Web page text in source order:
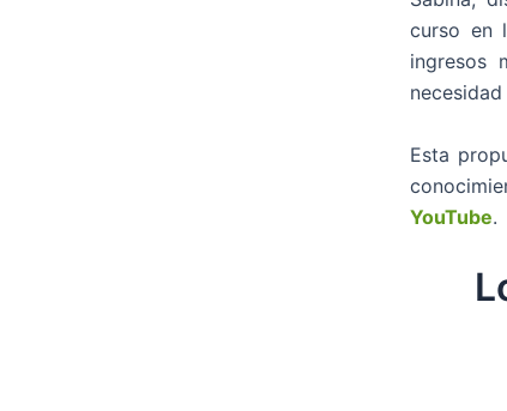
curso en
ingresos
Esta
YouTube.